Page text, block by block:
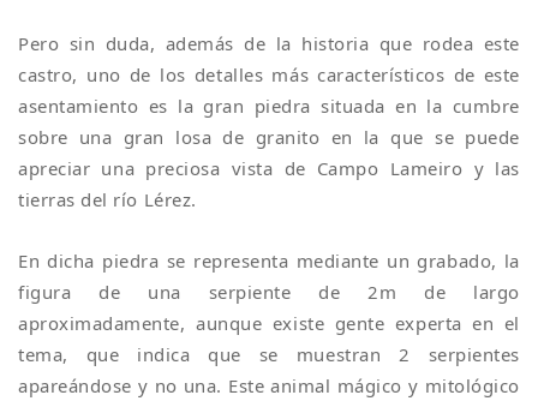
Pero sin duda, además de la historia que rodea este
castro, uno de los detalles más característicos de este
asentamiento es la gran piedra situada en la cumbre
sobre una gran losa de granito en la que se puede
apreciar una preciosa vista de Campo Lameiro y las
tierras del río Lérez.
En dicha piedra se representa mediante un grabado, la
figura de una serpiente de 2m de largo
aproximadamente, aunque existe gente experta en el
tema, que indica que se muestran 2 serpientes
apareándose y no una. Este animal mágico y mitológico